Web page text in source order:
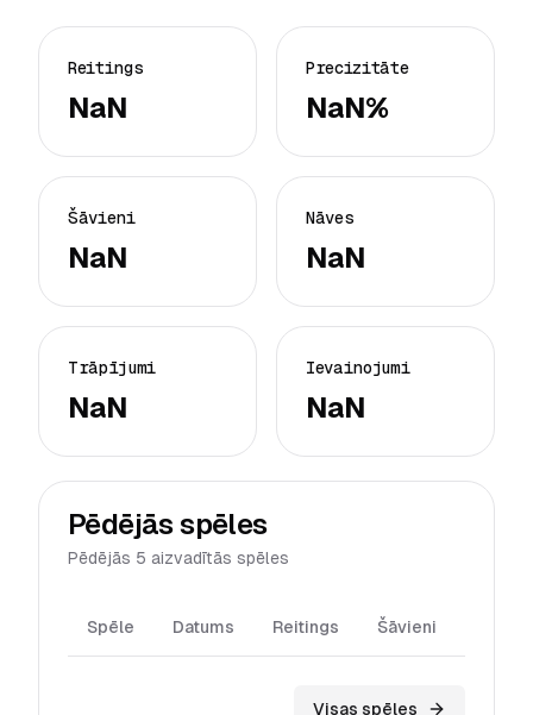
Reitings
NaN
Precizitāte
NaN%
Šāvieni
NaN
Nāves
NaN
Trāpījumi
NaN
Ievainojumi
NaN
Pēdējās spēles
Pēdējās 5 aizvadītās spēles
Spēle Datums Reitings Šāvieni
Visas spēles